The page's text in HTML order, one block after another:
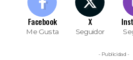
Facebook
Me Gusta
X
Seguidor
- Publicidad -